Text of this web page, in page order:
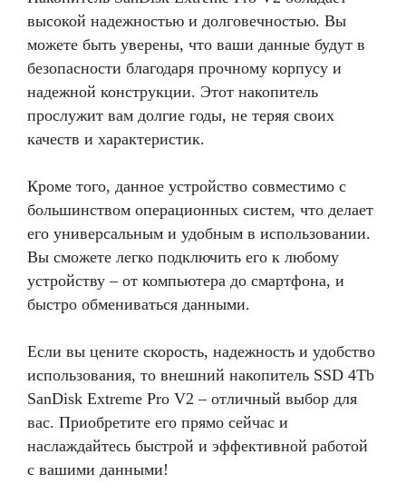
высокой надежностью и долговечностью. Вы
можете быть уверены, что ваши данные будут в
безопасности благодаря прочному корпусу и
надежной конструкции. Этот накопитель
прослужит вам долгие годы, не теряя своих
качеств и характеристик.
Кроме того, данное устройство совместимо с
большинством операционных систем, что делает
его универсальным и удобным в использовании.
Вы сможете легко подключить его к любому
устройству – от компьютера до смартфона, и
быстро обмениваться данными.
Если вы цените скорость, надежность и удобство
использования, то внешний накопитель SSD 4Tb
SanDisk Extreme Pro V2 – отличный выбор для
вас. Приобретите его прямо сейчас и
наслаждайтесь быстрой и эффективной работой
с вашими данными!